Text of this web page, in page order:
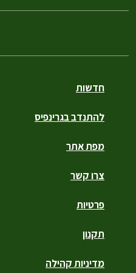
חדשות
להתנדב בגרינפיס
מפת אתר
צרו קשר
פרטיות
תקנון
מדיניות קהילה